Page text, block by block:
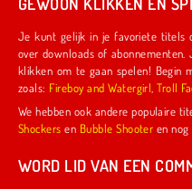
Je kunt gelijk in je favoriete titels
over downloads of
klikken om te gaan spelen! Begin met spelletjes die door ons zijn
zoals:
Fireboy and Watergirl ,Troll
Shockers en Bubble Shooter
WORD LID VAN EEN